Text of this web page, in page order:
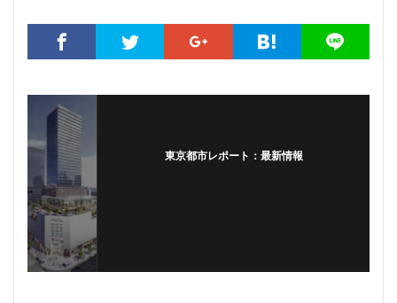
東京都市レポート：最新情報